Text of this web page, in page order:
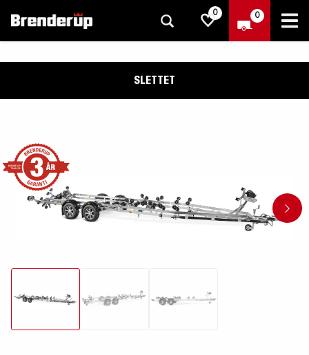
0 0
SLETTET